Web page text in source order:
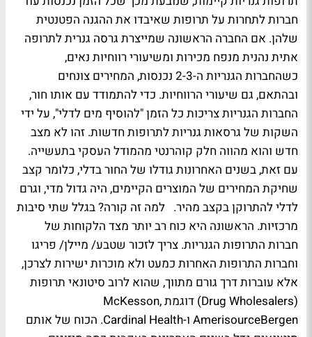
חברות לתחרות על תרופות שאיבדו את ההגנה הפטנטית
שלהן. אם החברה הראשונה שמייצרת גרסה גנרית לתרופה
אתית נהנית מנפח מכירות ומשיעורי רווחיות נאים,
כשהחברות הגנריות ה-2-3 נכנסות, המחירים צונחים
ובהתאם, גם שיעורי הרווחיות. כדי להתמודד עם אותו חור,
החברות הגנריות צריכות כל הזמן "להוסיף מים לדלי", על ידי
השקות של גרסאות גנריות לתרופות חדשות. זהו לא מצב
חדש והוא מהווה חלק קוהרנטי מהמודל העסקי בתעשייה.
עם זאת, בשנים האחרונות גודלו של החור בדלי, כלומר קצב
שחיקת המחירים של המוצרים הקיימים, היה גדול מדי, וגרם
לדלי להתרוקן בקצב מהיר. למה זה קורה? בגלל שתי סיבות
מרכזיות. הראשונה היא כוח רב יותר מצד הלקוחות של
חברות התרופות הגנריות. צריך לזכור שטבע/ מיילן/ פריגו
וחברות התרופות האחרות כמעט ולא מוכרות ישירות לצרכן,
אלא עוברות דרך גורם מתווך, שהוא לרוב סיטונאי תרופות
(Drug Wholesalers) דוגמת McKesson,
AmerisourceBergen ו-Cardinal Health. הכוח של אותם